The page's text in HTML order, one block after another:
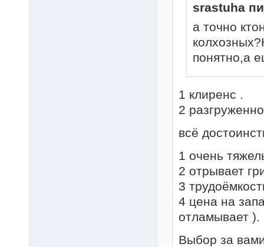
srastuha
а точно
понятно,а
1 клиренс .
2
всё
1 очень
2 отрывает
3
4 цена на
отламывает ).
Выбор за